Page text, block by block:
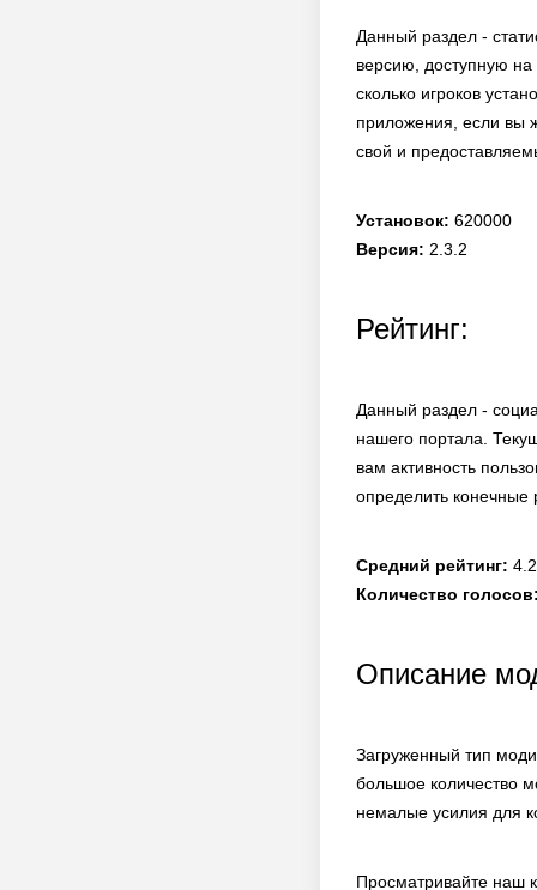
Данный раздел -
версию, доступную на
сколько игроков
приложения, если вы
свой и
Установок: 620000
Версия: 2.3.2
Рейтинг:
Данный раздел -
нашего портала.
вам активность
определить конечные
Средний рейтинг: 4.2
Количество голосов:
Описание
Загруженный тип
большое количество
немалые усилия для
Просматривайте наш